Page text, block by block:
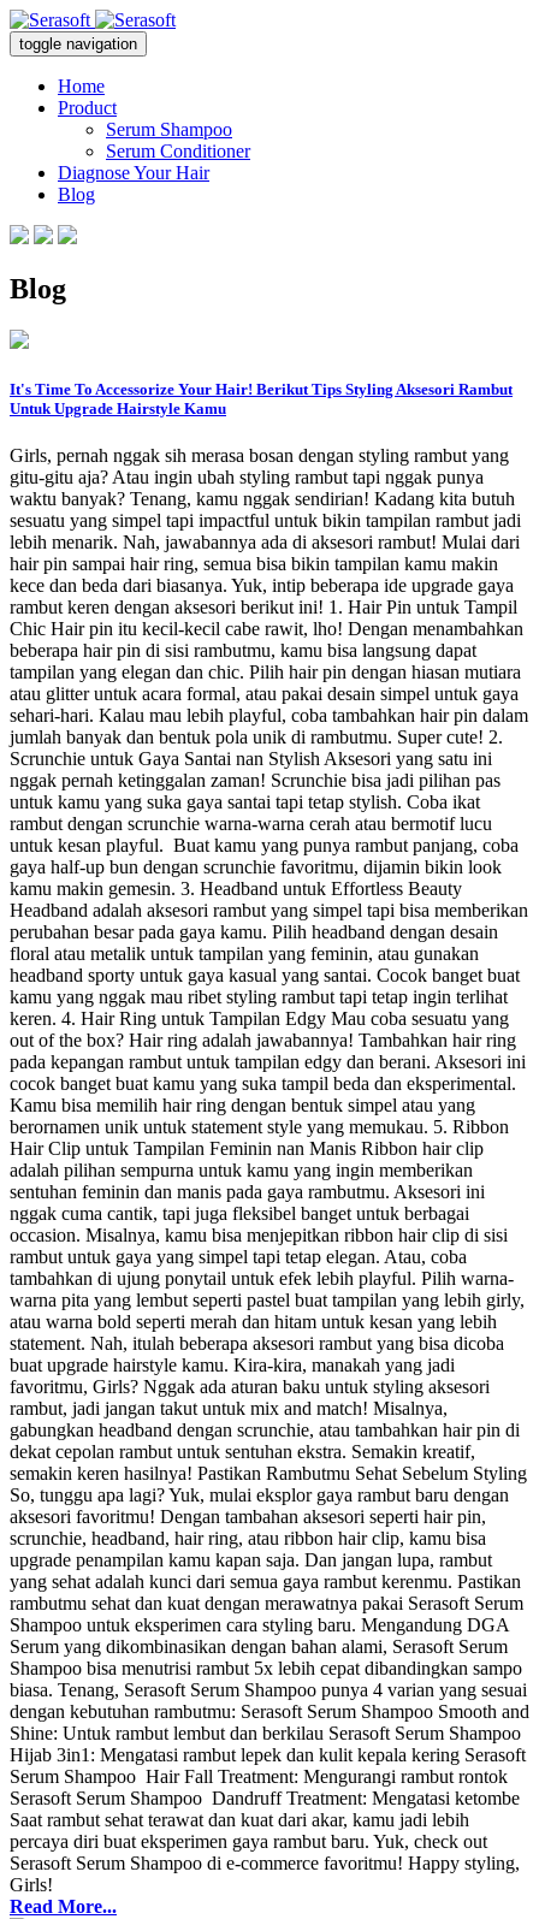
toggle navigation
Home
Product
Serum Shampoo
Serum Conditioner
Diagnose Your Hair
Blog
Blog
It's Time To Accessorize Your Hair! Berikut Tips Styling Aksesori Rambut
Untuk Upgrade Hairstyle Kamu
Girls, pernah nggak sih merasa bosan dengan styling rambut yang
gitu-gitu aja? Atau ingin ubah styling rambut tapi nggak punya
waktu banyak? Tenang, kamu nggak sendirian! Kadang kita butuh
sesuatu yang simpel tapi impactful untuk bikin tampilan rambut jadi
lebih menarik. Nah, jawabannya ada di aksesori rambut! Mulai dari
hair pin sampai hair ring, semua bisa bikin tampilan kamu makin
kece dan beda dari biasanya. Yuk, intip beberapa ide upgrade gaya
rambut keren dengan aksesori berikut ini! 1. Hair Pin untuk Tampil
Chic Hair pin itu kecil-kecil cabe rawit, lho! Dengan menambahkan
beberapa hair pin di sisi rambutmu, kamu bisa langsung dapat
tampilan yang elegan dan chic. Pilih hair pin dengan hiasan mutiara
atau glitter untuk acara formal, atau pakai desain simpel untuk gaya
sehari-hari. Kalau mau lebih playful, coba tambahkan hair pin dalam
jumlah banyak dan bentuk pola unik di rambutmu. Super cute! 2.
Scrunchie untuk Gaya Santai nan Stylish Aksesori yang satu ini
nggak pernah ketinggalan zaman! Scrunchie bisa jadi pilihan pas
untuk kamu yang suka gaya santai tapi tetap stylish. Coba ikat
rambut dengan scrunchie warna-warna cerah atau bermotif lucu
untuk kesan playful. Buat kamu yang punya rambut panjang, coba
gaya half-up bun dengan scrunchie favoritmu, dijamin bikin look
kamu makin gemesin. 3. Headband untuk Effortless Beauty
Headband adalah aksesori rambut yang simpel tapi bisa memberikan
perubahan besar pada gaya kamu. Pilih headband dengan desain
floral atau metalik untuk tampilan yang feminin, atau gunakan
headband sporty untuk gaya kasual yang santai. Cocok banget buat
kamu yang nggak mau ribet styling rambut tapi tetap ingin terlihat
keren. 4. Hair Ring untuk Tampilan Edgy Mau coba sesuatu yang
out of the box? Hair ring adalah jawabannya! Tambahkan hair ring
pada kepangan rambut untuk tampilan edgy dan berani. Aksesori ini
cocok banget buat kamu yang suka tampil beda dan eksperimental.
Kamu bisa memilih hair ring dengan bentuk simpel atau yang
berornamen unik untuk statement style yang memukau. 5. Ribbon
Hair Clip untuk Tampilan Feminin nan Manis Ribbon hair clip
adalah pilihan sempurna untuk kamu yang ingin memberikan
sentuhan feminin dan manis pada gaya rambutmu. Aksesori ini
nggak cuma cantik, tapi juga fleksibel banget untuk berbagai
occasion. Misalnya, kamu bisa menjepitkan ribbon hair clip di sisi
rambut untuk gaya yang simpel tapi tetap elegan. Atau, coba
tambahkan di ujung ponytail untuk efek lebih playful. Pilih warna-
warna pita yang lembut seperti pastel buat tampilan yang lebih girly,
atau warna bold seperti merah dan hitam untuk kesan yang lebih
statement. Nah, itulah beberapa aksesori rambut yang bisa dicoba
buat upgrade hairstyle kamu. Kira-kira, manakah yang jadi
favoritmu, Girls? Nggak ada aturan baku untuk styling aksesori
rambut, jadi jangan takut untuk mix and match! Misalnya,
gabungkan headband dengan scrunchie, atau tambahkan hair pin di
dekat cepolan rambut untuk sentuhan ekstra. Semakin kreatif,
semakin keren hasilnya! Pastikan Rambutmu Sehat Sebelum Styling
So, tunggu apa lagi? Yuk, mulai eksplor gaya rambut baru dengan
aksesori favoritmu! Dengan tambahan aksesori seperti hair pin,
scrunchie, headband, hair ring, atau ribbon hair clip, kamu bisa
upgrade penampilan kamu kapan saja. Dan jangan lupa, rambut
yang sehat adalah kunci dari semua gaya rambut kerenmu. Pastikan
rambutmu sehat dan kuat dengan merawatnya pakai Serasoft Serum
Shampoo untuk eksperimen cara styling baru. Mengandung DGA
Serum yang dikombinasikan dengan bahan alami, Serasoft Serum
Shampoo bisa menutrisi rambut 5x lebih cepat dibandingkan sampo
biasa. Tenang, Serasoft Serum Shampoo punya 4 varian yang sesuai
dengan kebutuhan rambutmu: Serasoft Serum Shampoo Smooth and
Shine: Untuk rambut lembut dan berkilau Serasoft Serum Shampoo
Hijab 3in1: Mengatasi rambut lepek dan kulit kepala kering Serasoft
Serum Shampoo Hair Fall Treatment: Mengurangi rambut rontok
Serasoft Serum Shampoo Dandruff Treatment: Mengatasi ketombe
Saat rambut sehat terawat dan kuat dari akar, kamu jadi lebih
percaya diri buat eksperimen gaya rambut baru. Yuk, check out
Serasoft Serum Shampoo di e-commerce favoritmu! Happy styling,
Girls!
Read More...